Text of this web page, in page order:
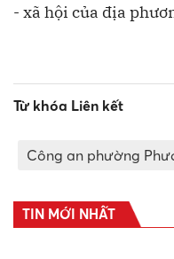
- xã hội của địa
Từ khóa Liên kết
Công an phường
TIN MỚI NHẤT